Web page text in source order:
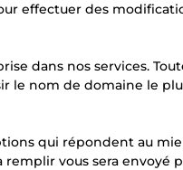
effectuer des
dans nos services.
le nom de domaine le
qui répondent au
vous sera envoyé